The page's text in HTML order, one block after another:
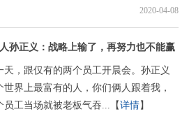
2020-04-08
孙正义：战略上输了，再努力也不能赢
，跟仅有的两个员工开晨会。孙正义
界上最富有的人，你们俩人跟着我，
工当场就被老板气吞...【详情】